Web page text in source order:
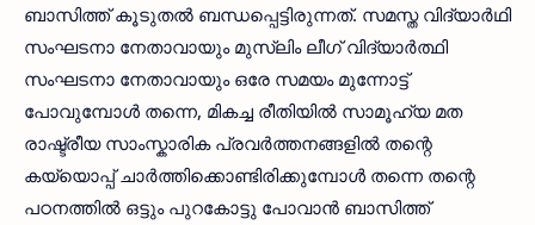
ബാസിത്ത് കൂടുതൽ ബന്ധപ്പെട്ടിരുന്നത്. സമസ്ത വിദ്യാർഥി
സംഘടനാ നേതാവായും മുസ്‌ലിം ലീഗ് വിദ്യാർത്ഥി
സംഘടനാ നേതാവായും ഒരേ സമയം മുന്നോട്ട്
പോവുമ്പോൾ തന്നെ, മികച്ച രീതിയിൽ സാമൂഹ്യ മത
രാഷ്ട്രീയ സാംസ്കാരിക പ്രവർത്തനങ്ങളിൽ തന്റെ
കയ്യൊപ്പ് ചാർത്തിക്കൊണ്ടിരിക്കുമ്പോൾ തന്നെ തന്റെ
പഠനത്തിൽ ഒട്ടും പുറകോട്ടു പോവാൻ ബാസിത്ത്